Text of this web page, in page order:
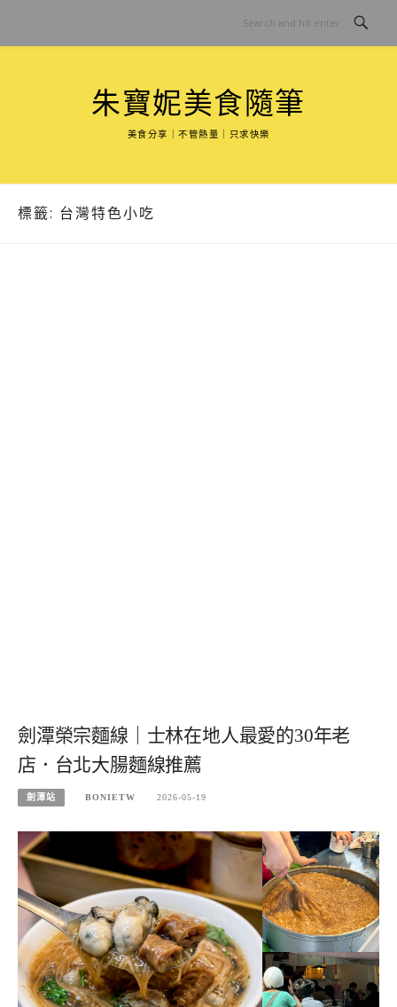
content
朱寶妮美食隨筆
美食分享｜不管熱量｜只求快樂
標籤: 台灣特色小吃
劍潭榮宗麵線｜士林在地人最愛的30年老
店．台北大腸麵線推薦
劍潭站 BONIETW 2026-05-19